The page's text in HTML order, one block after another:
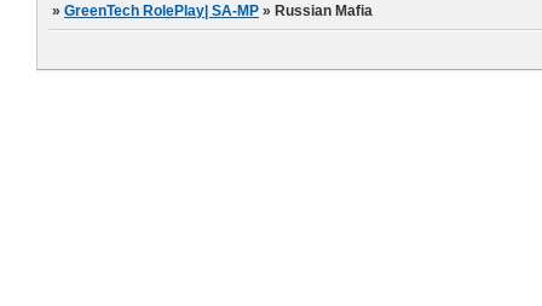
»GreenTech RolePlay| SA-MP »Russian Mafia